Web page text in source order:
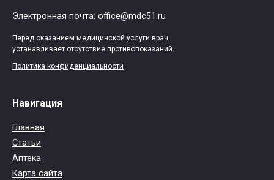
Электронная почта: office@mdc51.ru
Перед оказанием медицинской услуги врач
устанавливает отсутствие противопоказаний.
Политика конфиденциальности
Навигация
Главная
Статьи
Аптека
Карта сайта